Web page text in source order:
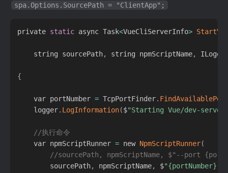
spa.Options.SourcePath = "ClientApp";
private static async Task<VueCliServerInfo>
    string sourcePath
, string npmScriptName,
{
    var portNumber
= TcpPortFinder.
    logger
. LogInformation($"Starting Vue/dev-
//执行命令
    var npmScriptRunner
= new NpmScriptRunner(
//sourcePath, npmScriptName, $"--port
        sourcePath
, npmScriptName, $"{portNumber}"